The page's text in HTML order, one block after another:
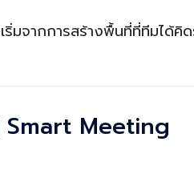
ริ่มจากการสร้างพื้นที่ที่ทีมได้
Meeting